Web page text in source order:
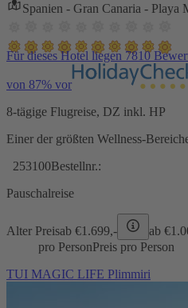
Spanien - Gran Canaria - Playa
Für dieses Hotel liegen 7810
von 87% vor
8-tägige Flugreise, DZ inkl. HP
Einer der größten Wellness-
253100Bestellnr.:
Pauschalreise
Alter Preisab €1.699,- ab €
pro PersonPreis pro Person
TUI MAGIC LIFE Plimmiri